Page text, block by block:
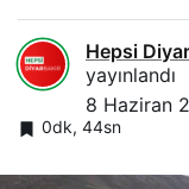
Hepsi
yayınlandı
8 Haziran
0dk, 44sn